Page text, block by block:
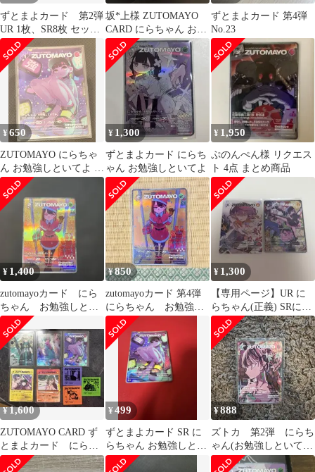
ずとまよカード 第2弾
UR 1枚、SR8枚 セット
➕R&Nカードまとめ売
り
坂*上様 ZUTOMAYO
CARD にらちゃん お勉
強しといてよ SR
ずとまよカード 第4弾
No.23
¥650
ZUTOMAYO にらちゃ
ん お勉強しといてよ カ
ード SR
¥ 1,300
ずとまよカード にらち
ゃん お勉強しといてよ
¥ 1,950
ぷのんぺん様 リクエス
ト 4点 まとめ商品
¥ 1,400
zutomayoカード にら
ちゃん お勉強しとい
てよ 024/104 SR
¥850
zutomayoカード 第4弾
にらちゃん お勉強し
といてよ SR
¥ 1,300
【専用ページ】UR に
らちゃん(正義) SRにら
チャイナ(お勉強しとい
てよ)
¥1,600
ZUTOMAYO CARD ず
とまよカード にらち
ゃん ５枚 セット
¥499
ずとまよカード SR に
らちゃん お勉強しとい
てよ
¥888
ズトカ 第2弾 にらち
ゃん(お勉強しといて
よ)【009/104】